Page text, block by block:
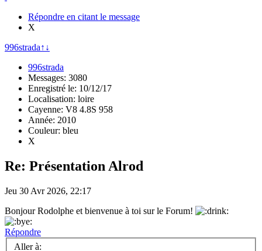
Répondre en citant le message
X
996strada↑ ↓
996strada
Messages: 3080
Enregistré le: 10/12/17
Localisation: loire
Cayenne: V8 4.8S 958
Année: 2010
Couleur: bleu
X
Re: Présentation Alrod
Jeu 30 Avr 2026, 22:17
Bonjour Rodolphe et bienvenue à toi sur le Forum!
Répondre
Aller à: